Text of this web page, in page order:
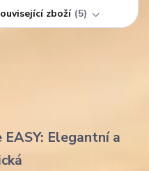
zboží 5
Elegantní a